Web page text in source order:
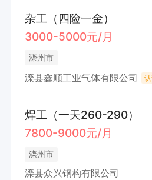
杂工（四险一金）
3000-5000元/月
滦州市
滦县鑫顺工业气体有限公司
焊工（一天260-290）
7800-9000元/月
滦州市
滦县众兴钢构有限公司